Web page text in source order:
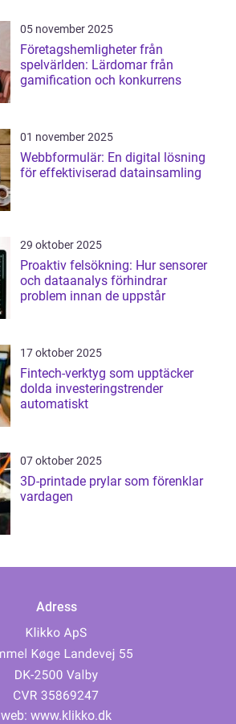
05 november 2025
Företagshemligheter från
spelvärlden: Lärdomar från
gamification och konkurrens
01 november 2025
Webbformulär: En digital lösning
för effektiviserad datainsamling
29 oktober 2025
Proaktiv felsökning: Hur sensorer
och dataanalys förhindrar
problem innan de uppstår
17 oktober 2025
Fintech-verktyg som upptäcker
dolda investeringstrender
automatiskt
07 oktober 2025
3D-printade prylar som förenklar
vardagen
Adress
web: www.klikko.dk